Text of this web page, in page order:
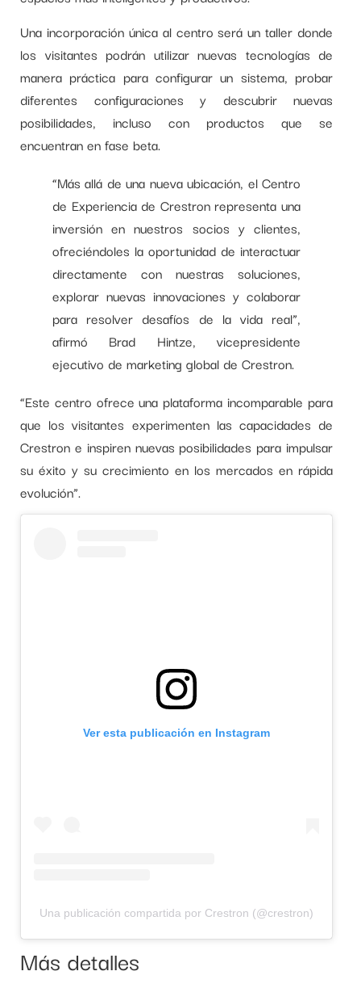
Una incorporación única al centro será un taller donde
los visitantes podrán utilizar nuevas tecnologías de
manera práctica para configurar un sistema, probar
diferentes configuraciones y descubrir nuevas
posibilidades, incluso con productos que se
encuentran en fase beta.
“Más allá de una nueva ubicación, el Centro
de Experiencia de Crestron representa una
inversión en nuestros socios y clientes,
ofreciéndoles la oportunidad de interactuar
directamente con nuestras soluciones,
explorar nuevas innovaciones y colaborar
para resolver desafíos de la vida real”,
afirmó Brad Hintze, vicepresidente
ejecutivo de marketing global de Crestron.
“Este centro ofrece una plataforma incomparable para
que los visitantes experimenten las capacidades de
Crestron e inspiren nuevas posibilidades para impulsar
su éxito y su crecimiento en los mercados en rápida
evolución”.
Ver esta publicación en Instagram
Una publicación compartida por Crestron (@crestron)
Más detalles